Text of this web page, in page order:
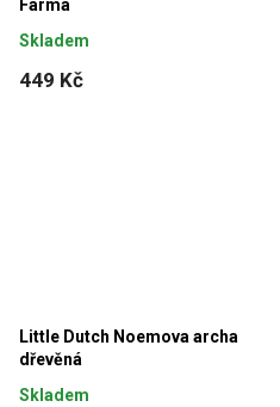
Farma
449 Kč
Skladem
Little Dutch Noemova archa
dřevěná
Skladem